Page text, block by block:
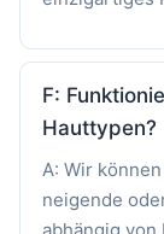
F:
Hauttypen?
A: Wir
neigende